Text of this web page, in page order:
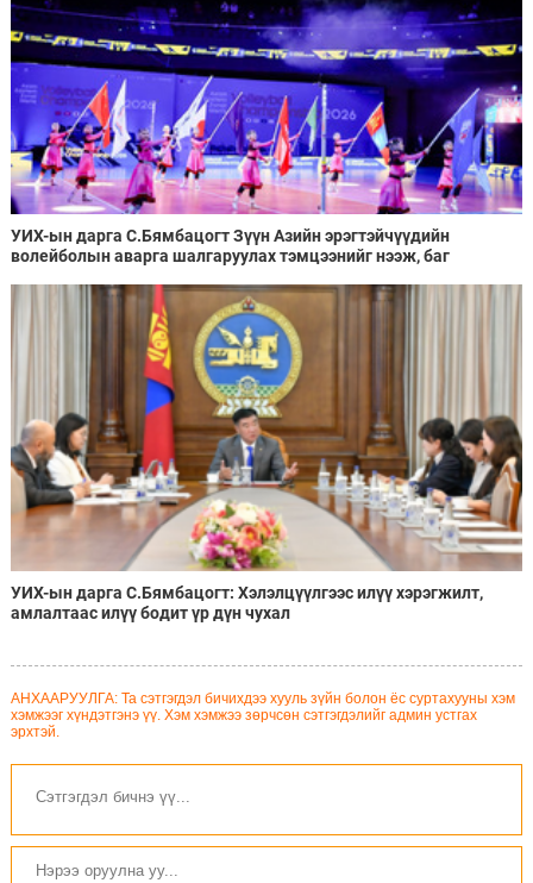
УИХ-ын дарга С.Бямбацогт Зүүн Азийн эрэгтэйчүүдийн
волейболын аварга шалгаруулах тэмцээнийг нээж, баг
УИХ-ын дарга С.Бямбацогт: Хэлэлцүүлгээс илүү хэрэгжилт,
амлалтаас илүү бодит үр дүн чухал
АНХААРУУЛГА: Та сэтгэгдэл бичихдээ хууль зүйн болон ёс суртахууны хэм
хэмжээг хүндэтгэнэ үү. Хэм хэмжээ зөрчсөн сэтгэгдэлийг админ устгах
эрхтэй.